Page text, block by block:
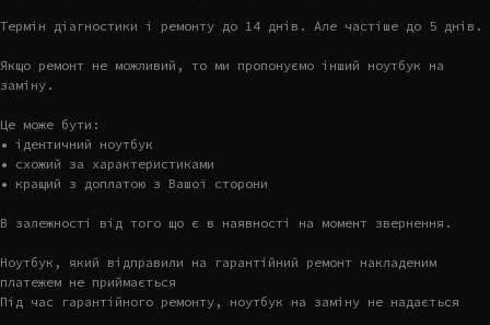
Термін діагностики і ремонту до 14 днів. Але частіше до 5 днів.
Якщо ремонт не можливий, то ми пропонуємо інший ноутбук на
заміну.
Це може бути:
• ідентичний ноутбук
• схожий за характеристиками
• кращий з доплатою з Вашої сторони
В залежності від того що є в наявності на момент звернення.
Ноутбук, який відправили на гарантійний ремонт накладеним
платежем не приймається
Під час гарантійного ремонту, ноутбук на заміну не надається